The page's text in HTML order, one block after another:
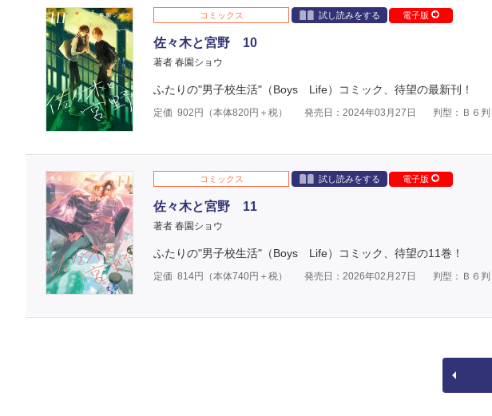
コミックス 試し読みをする 電子版
佐々木と宮野 10
著者 春園ショウ
ふたりの"男子校生活"（Boys Life）コミック、待望の最新刊！
定価 902 円（本体820円＋税） 発売日：2024年03月27日 判型：Ｂ６判
コミックス 試し読みをする 電子版
佐々木と宮野 11
著者 春園ショウ
ふたりの"男子校生活"（Boys Life）コミック、待望の11巻！
定価 814円（本体740円＋税） 発売日：2026年02月27日 判型：Ｂ６判